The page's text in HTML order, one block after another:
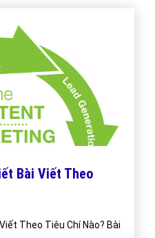
Bài Viết Theo
Theo Tiêu Chí Nào? Bài